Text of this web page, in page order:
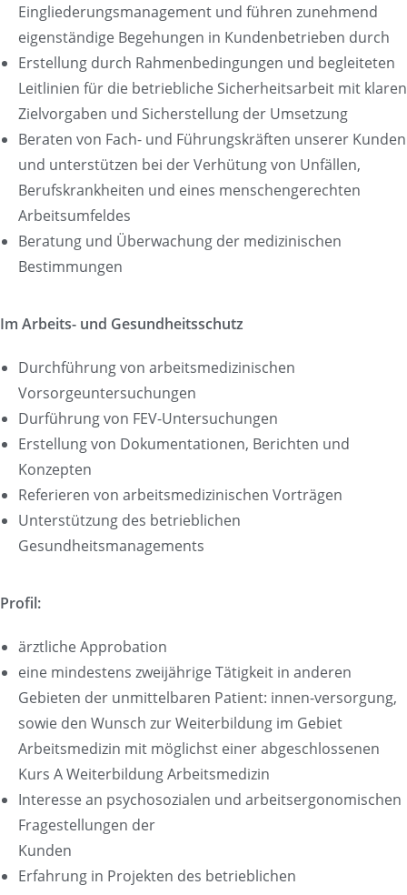
Eingliederungsmanagement und führen zunehmend
eigenständige Begehungen in Kundenbetrieben durch
Erstellung durch Rahmenbedingungen und begleiteten
Leitlinien für die betriebliche Sicherheitsarbeit mit klaren
Zielvorgaben und Sicherstellung der Umsetzung
Beraten von Fach- und Führungskräften unserer Kunden
und unterstützen bei der Verhütung von Unfällen,
Berufskrankheiten und eines menschengerechten
Arbeitsumfeldes
Beratung und Überwachung der medizinischen
Bestimmungen
Im Arbeits- und Gesundheitsschutz
Durchführung von arbeitsmedizinischen
Vorsorgeuntersuchungen
Durführung von FEV-Untersuchungen
Erstellung von Dokumentationen, Berichten und
Konzepten
Referieren von arbeitsmedizinischen Vorträgen
Unterstützung des betrieblichen
Gesundheitsmanagements
Profil:
ärztliche Approbation
eine mindestens zweijährige Tätigkeit in anderen
Gebieten der unmittelbaren Patient: innen-versorgung,
sowie den Wunsch zur Weiterbildung im Gebiet
Arbeitsmedizin mit möglichst einer abgeschlossenen
Kurs A Weiterbildung Arbeitsmedizin
Interesse an psychosozialen und arbeitsergonomischen
Fragestellungen der
Kunden
Erfahrung in Projekten des betrieblichen